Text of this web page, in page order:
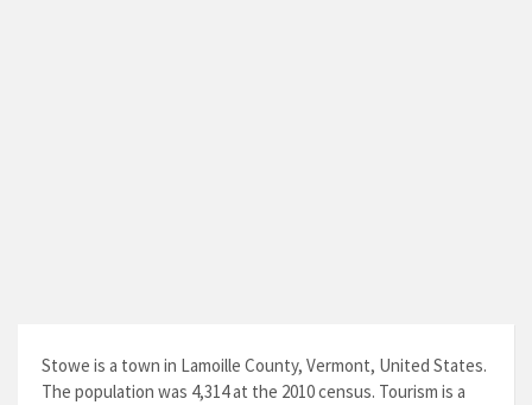
Stowe is a town in Lamoille County, Vermont, United States.
The population was 4,314 at the 2010 census. Tourism is a